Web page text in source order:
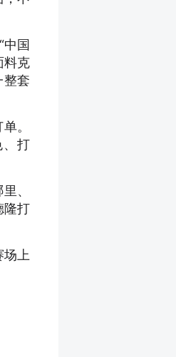
国
料克
整套
。
、打
、
隆打
上